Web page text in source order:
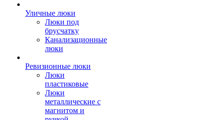
Уличные люки
Люки под
брусчатку
Канализационные
люки
Ревизионные люки
Люки
пластиковые
Люки
металлические с
магнитом и